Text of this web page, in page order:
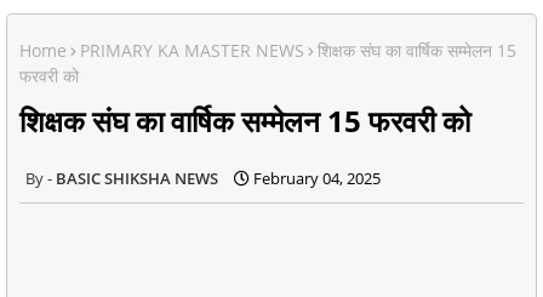
Home PRIMARY KA MASTER NEWS
शिक्षक संघ का वार्षिक सम्मेलन 15
फरवरी को
शिक्षक संघ का वार्षिक सम्मेलन 15 फरवरी को
BASIC SHIKSHA NEWS February 04, 2025